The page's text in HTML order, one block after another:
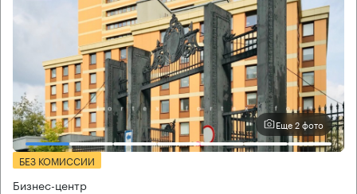
Еще 2 фото
БЕЗ КОМИССИИ
Бизнес-центр